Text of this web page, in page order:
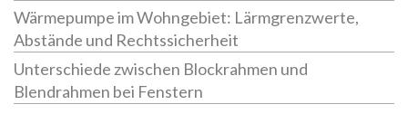
Wärmepumpe im Wohngebiet: Lärmgrenzwerte,
Abstände und Rechtssicherheit
Unterschiede zwischen Blockrahmen und
Blendrahmen bei Fenstern